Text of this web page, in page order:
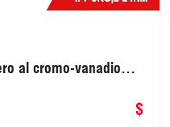
al cromo-vanadio
$